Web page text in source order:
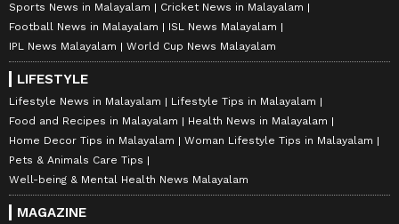
Sports News in Malayalam
Cricket News in Malayalam
Football News in Malayalam
ISL News Malayalam
IPL News Malayalam
World Cup News Malayalam
LIFESTYLE
Lifestyle News in Malayalam
Lifestyle Tips in Malayalam
Food and Recipes in Malayalam
Health News in Malayalam
Home Decor Tips in Malayalam
Woman Lifestyle Tips in Malayalam
Pets & Animals Care Tips
Well-being & Mental Health News Malayalam
MAGAZINE